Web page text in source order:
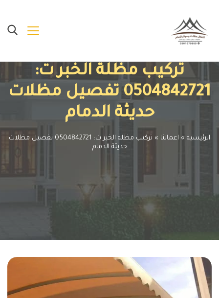
تركيب مظلة الخبر ت:
0504842721 تفصيل مظلات
حديثة الدمام
الرئيسية » اعمالنا »
تركيب مظلة الخبر ت: 0504842721 تفصيل مظلات
حديثة الدمام